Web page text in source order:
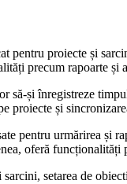
proiecte și
precum rapoarte
și înregistreze
proiecte și
pentru urmărirea și
oferă
setarea de